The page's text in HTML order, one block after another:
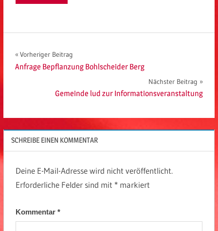
Beitragsnavigation
Vorheriger Beitrag
Anfrage Bepflanzung Bohlscheider Berg
Nächster Beitrag
Gemeinde lud zur Informationsveranstaltung
SCHREIBE EINEN KOMMENTAR
Deine E-Mail-Adresse wird nicht veröffentlicht.
Erforderliche Felder sind mit *markiert
Kommentar *